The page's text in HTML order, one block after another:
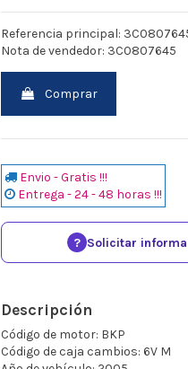
Referencia principal:
Nota de vendedor: 3C0807645
Comprar
Envio - Gratis !!!
Entrega - 24 - 48 horas !!!
? Solicitar
Descripción
Código de motor: BKP
Código de caja cambios: 6V M